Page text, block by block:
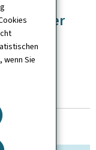
Sie
in der